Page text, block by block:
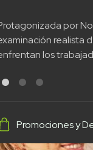
por
realista
los
Promociones y